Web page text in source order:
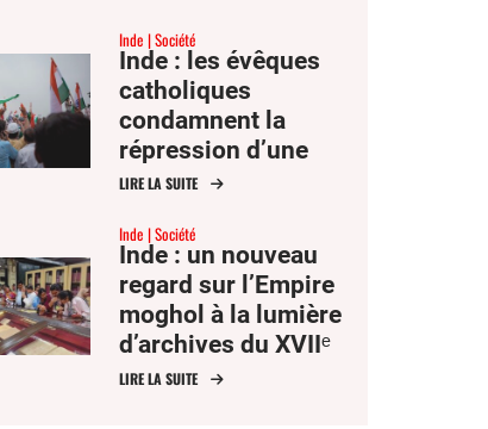
Inde Société
Inde : les évêques
catholiques
condamnent la
répression d’une
manifestation
LIRE LA SUITE
Inde Société
Inde : un nouveau
regard sur l’Empire
moghol à la lumière
d’archives du XVIIᵉ
siècle
LIRE LA SUITE